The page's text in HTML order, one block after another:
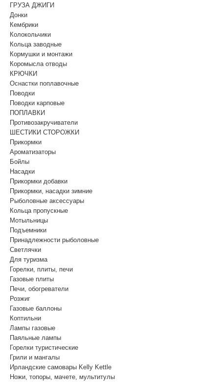
ГРУЗА ДЖИГИ
Донки
Кембрики
Колокольчики
Кольца заводные
Кормушки и монтажи
Коромысла отводы
КРЮЧКИ
Оснастки поплавочные
Поводки
Поводки карповые
ПОПЛАВКИ
Противозакручиватели
ШЕСТИКИ СТОРОЖКИ
Прикормки
Ароматизаторы
Бойлы
Насадки
Прикормки добавки
Прикормки, насадки зимние
Рыболовные аксессуары
Кольца пропускные
Мотыльницы
Подъемники
Принадлежности рыболовные
Светлячки
Для туризма
Горелки, плиты, печи
Газовые плиты
Печи, обогреватели
Розжиг
Газовые баллоны
Коптильни
Лампы газовые
Паяльные лампы
Горелки туристические
Грили и мангалы
Ирландские самовары Kelly Kettle
Ножи, топоры, мачете, мультитулы